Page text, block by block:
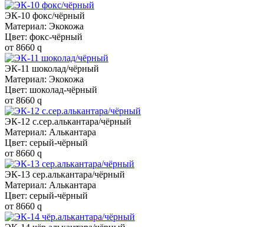
ЭК-10 фокс/чёрный
Материал: Экокожа
Цвет: фокс-чёрный
от 8660 q
ЭК-11 шоколад/чёрный
Материал: Экокожа
Цвет: шоколад-чёрный
от 8660 q
ЭК-12 с.сер.алькантара/чёрный
Материал: Алькантара
Цвет: серый-чёрный
от 8660 q
ЭК-13 сер.алькантара/чёрный
Материал: Алькантара
Цвет: серый-чёрный
от 8660 q